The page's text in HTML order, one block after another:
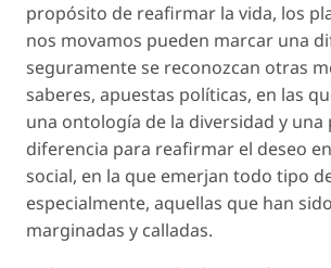
propósito de reafirmar la vida, los
nos movamos pueden marcar una
seguramente se reconozcan otras
saberes, apuestas políticas, en las
una ontología de la diversidad y una
diferencia para reafirmar el deseo
social, en la que emerjan todo tipo
especialmente, aquellas que han
marginadas y calladas.